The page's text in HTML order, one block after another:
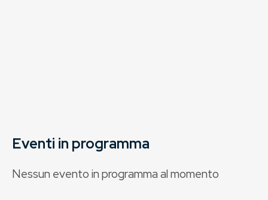
Eventi in programma
Nessun evento in programma al momento